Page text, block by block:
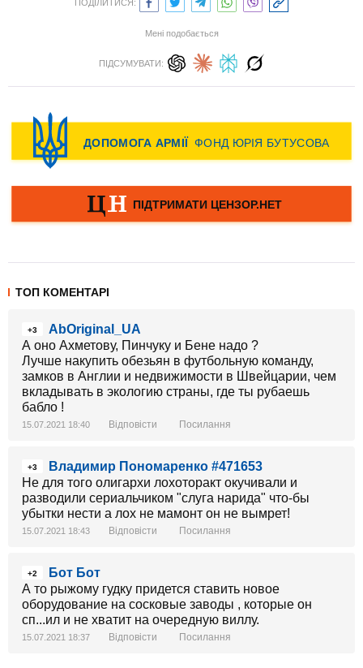
ПОДІЛИТИСЯ:
Мені подобається
ПІДСУМУВАТИ:
ТОП КОМЕНТАРІ
+3
AbOriginal_UA
А оно Ахметову, Пинчуку и Бене надо ?
Лучше накупить обезьян в футбольную команду,
замков в Англии и недвижимости в Швейцарии, чем
вкладывать в экологию страны, где ты рубаешь
бабло !
15.07.2021 18:40 Відповісти Посилання
+3
Владимир Пономаренко #471653
Не для того олигархи лохоторакт окучивали и
разводили сериальчиком "слуга нарида" что-бы
убытки нести а лох не мамонт он не вымрет!
15.07.2021 18:43 Відповісти Посилання
+2
Бот Бот
А то рыжому гудку придется ставить новое
оборудование на сосковые заводы , которые он
сп...ил и не хватит на очередную виллу.
15.07.2021 18:37 Відповісти Посилання